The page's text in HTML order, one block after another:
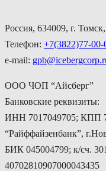
к
содержимому
Россия, 634009, г.
Телефон: +7(3822)77-00-
e-mail:
ООО ЧОП “Айсберг”
Банковские реквизиты:
ИНН 7017049705; КПП
“Райффайзенбанк”,
БИК 045004799; к/сч.
40702810907000043435